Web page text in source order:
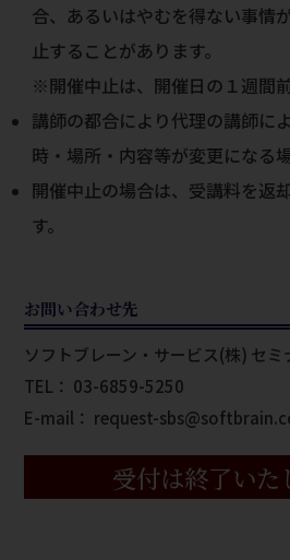
合、あるいはやむを得ない事情
止することがあります。
※開催中止は、開催日の１週間
講師の都合により代理の講師に
時・場所・内容等が変更になる
開催中止の場合は、受講料を返
す。
お問い合わせ先
ソフトブレーン・サービス(株) セミ
TEL： 03-6859-5250
E-mail： request-
受付は終了いた